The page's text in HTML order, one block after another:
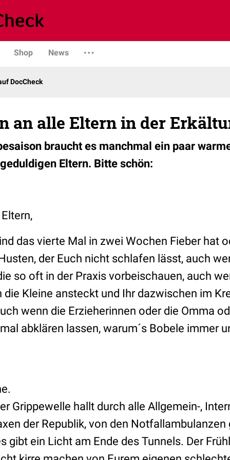
Shop News
DocCheck
an alle Eltern in der
braucht es manchmal ein paar
Eltern. Bitte schön:
das vierte Mal in zwei Wochen Fieber hat
der Euch nicht schlafen lässt, auch
so oft in der Praxis vorbeischauen, auch
die Kleine ansteckt und Ihr dazwischen im
wenn die Erzieherinnen oder die Omma
abklären lassen, warum´s Bobele immer
Grippewelle hallt durch alle Allgemein-,
der Republik, von den Notfallambulanzen
gibt ein Licht am Ende des Tunnels. Der